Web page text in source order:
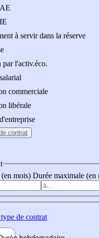
à servir dans la réserve
par l'activ.éco.
commerciale
libérale
contrat
mois) Durée maximale (en
de contrat